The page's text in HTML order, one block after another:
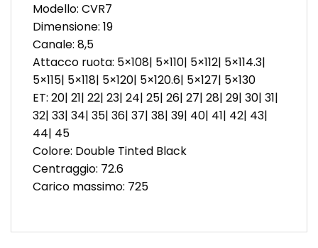
Modello: CVR7
Dimensione: 19
Canale: 8,5
Attacco ruota: 5×108| 5×110| 5×112| 5×114.3|
5×115| 5×118| 5×120| 5×120.6| 5×127| 5×130
ET: 20| 21| 22| 23| 24| 25| 26| 27| 28| 29| 30| 31|
32| 33| 34| 35| 36| 37| 38| 39| 40| 41| 42| 43|
44| 45
Colore: Double Tinted Black
Centraggio: 72.6
Carico massimo: 725